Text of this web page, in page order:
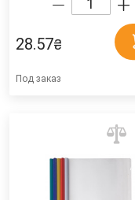
28.57₴
Под заказ